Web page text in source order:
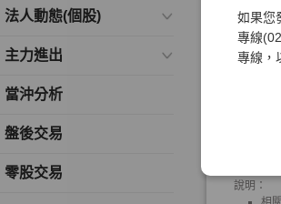
如果您
專線
專線，
法人動態(個股)
主力進出
當沖分析
盤後交易
零股交易